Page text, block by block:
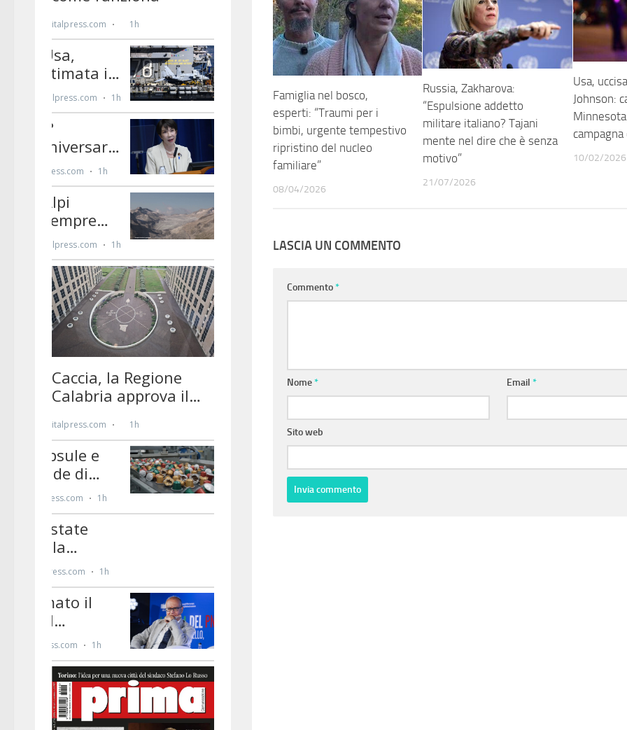
Famiglia nel bosco,
esperti: “Traumi per i
bimbi, urgente tempestivo
ripristino del nucleo
familiare”
08/04/2026
Russia, Zakharova:
“Espulsione addetto
militare italiano? Tajani
mente nel dire che è senza
motivo”
21/07/2026
Usa,
Johnson:
10/02/2026
LASCIA UN COMMENTO
Commento*
Nome* Email*
Sito web